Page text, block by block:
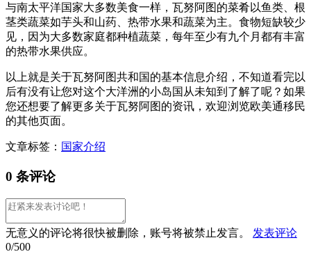
与南太平洋国家大多数美食一样，瓦努阿图的菜肴以鱼类、根
茎类蔬菜如芋头和山药、热带水果和蔬菜为主。食物短缺较少
见，因为大多数家庭都种植蔬菜，每年至少有九个月都有丰富
的热带水果供应。
以上就是关于瓦努阿图共和国的基本信息介绍，不知道看完以
后有没有让您对这个大洋洲的小岛国从未知到了解了呢？如果
您还想要了解更多关于瓦努阿图的资讯，欢迎浏览欧美通移民
的其他页面。
文章标签： 国家介绍
0 条评论
无意义的评论将很快被删除，账号将被禁止发言。
发表评论
0/500